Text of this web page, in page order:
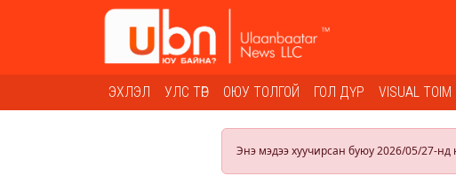
ЭХЛЭЛ УЛС ТӨР ОЮУ ТОЛГОЙ ГОЛ ДҮР VISUAL TOIM
Энэ мэдээ хуучирсан буюу 2026/05/27-нд